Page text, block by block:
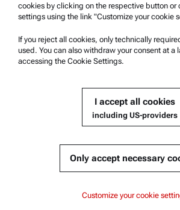
Anton Paar Technical Centers
Company Information
cookies by clicking on the respective button or
settings using the link "Customize your cookie
If you reject all cookies, only technically
used. You can also withdraw your consent at a
accessing the Cookie Settings.
I accept all cookies
including US-providers
Only accept necessary
Customize your cookie